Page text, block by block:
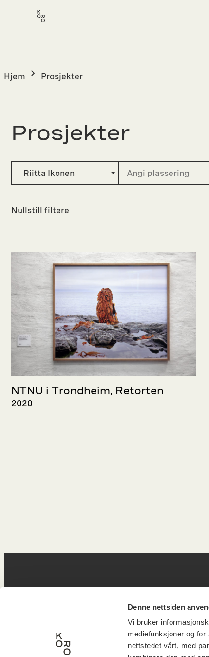
Denne nettsiden
Vi bruker
mediefunksjoner og
nettstedet vårt, med
Hjem Prosjekter
Prosjekter
Riitta Ikonen
Nullstill filtere
NTNU i Trondheim, Retorten
2020
Postadresse
Postboks 6994